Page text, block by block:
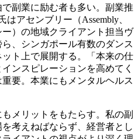
副業に励む者も多い。副業推
アセンブリー（Assembly、
）の地域クライアント担当ヴ
、シンガポール有数のダンス
ト上で展開する。「本来の仕
ンスピレーションを高めてく
要。本業にもメンタルヘルス
メリットをもたらす。私の副
考えねばならず、経営者とし